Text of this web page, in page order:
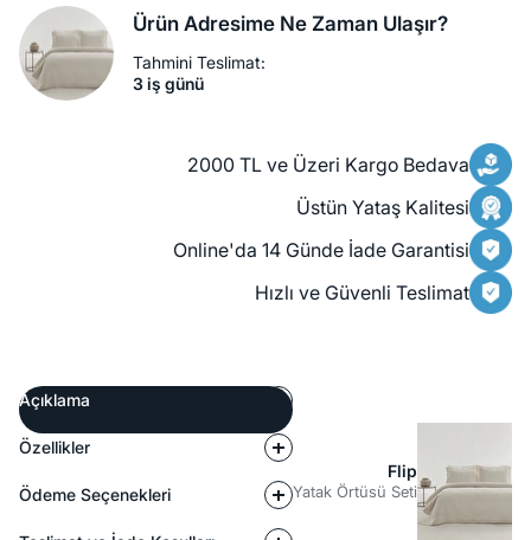
Ürün Adresime Ne Zaman Ulaşır?
Tahmini Teslimat:
3 iş günü
2000 TL ve Üzeri Kargo Bedava
Üstün Yataş Kalitesi
Online'da 14 Günde İade Garantisi
Hızlı ve Güvenli Teslimat
Açıklama
Özellikler
Ödeme Seçenekleri
Flip
Yatak Örtüsü Seti